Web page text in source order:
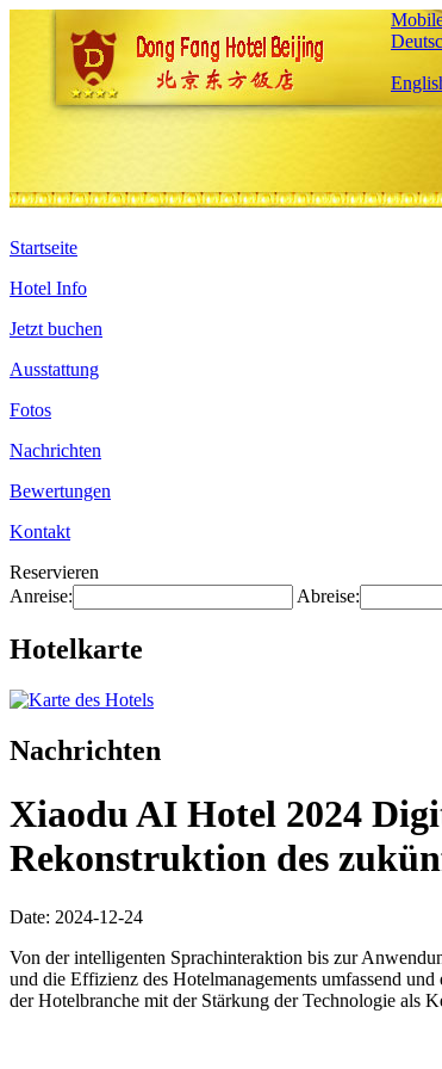
Startseite
Hotel Info
Jetzt buchen
Ausstattung
Fotos
Nachrichten
Bewertungen
Kontakt
Reservieren
Anreise:
Abreise:
Hotelkarte
Nachrichten
Xiaodu AI Hotel 2024
Rekonstruktion des
Date: 2024-12-24
Von der intelligenten Sprachinteraktion bis zur
und die Effizienz des Hotelmanagements umfassend
der Hotelbranche mit der Stärkung der Technologie als